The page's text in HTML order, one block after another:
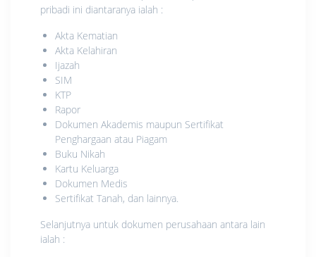
pribadi ini diantaranya ialah :
Akta Kematian
Akta Kelahiran
Ijazah
SIM
KTP
Rapor
Dokumen Akademis maupun Sertifikat
Penghargaan atau Piagam
Buku Nikah
Kartu Keluarga
Dokumen Medis
Sertifikat Tanah, dan lainnya.
Selanjutnya untuk dokumen perusahaan antara lain
ialah :